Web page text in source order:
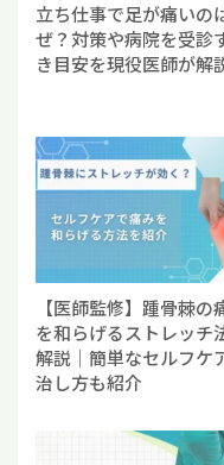
立ち仕事で足が痛いの
ぜ？対策や病院を受診
き目安を現役医師が解
【医師監修】踵骨棘の
を和らげるストレッチ
解説｜簡単なセルフケ
治し方も紹介